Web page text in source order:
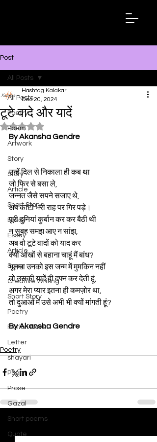
Post
All Posts
Poetry
Poem
Artwork
Story
Story
Article
Short Story
Essay
Essay
Article
Song
Creative Writing
Short Story
Poetry
Fiction Novel
Letter
shayari
Poem
Prose
Gazal
Short poems
Quote
All Posts
टूटे वादे और यादें
Hashtag Kalakar
Dec 20, 2024
Rated NaN out of 5 stars.
By Akansha Gendre
उन्हें दिल से निकाला ही कब था
जो फिर से बसा ले,
जन्नत जैसे सपने सजाए थे,
अब कांटों भरी राह पर गिर पड़े।
पूरी दुनियां कुर्बान कर कर बैठी थी
न सुबह समझ आए न सांझ,
अब वो टूटे वादों को याद कर
क्यों आंखों से बहाना चाहूं मैं बांध?
भूलना उनको इस जन्म में मुमकिन नहीं
तो उसकी यादें ही दफ्न कर देती हूं,
अगर मेरा प्यार इतना ही कमज़ोर था,
तो दुआओं में उसे अभी भी क्यों मांगती हूं?
By Akansha Gendre
Poetry
Recent Posts